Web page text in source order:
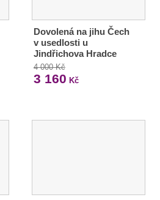
Dovolená na jihu Čech
v usedlosti u
Jindřichova Hradce
4 000 Kč
3 160 Kč